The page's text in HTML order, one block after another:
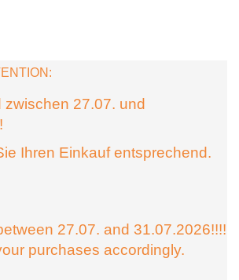
zwischen 27.07. und
Ihren Einkauf entsprechend.
27.07. and 31.07.2026!!!!
purchases accordingly.